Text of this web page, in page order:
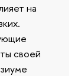
на
своей